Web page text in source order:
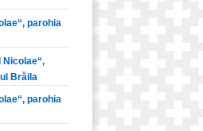
parohia
Brăila
parohia